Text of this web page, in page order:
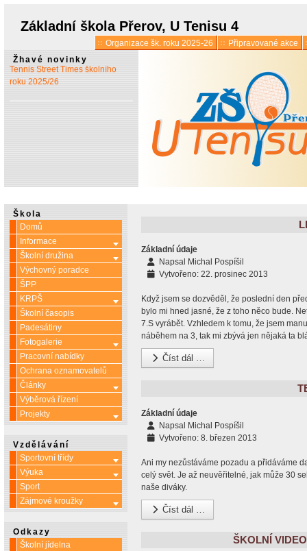
Základní škola Přerov, U Tenisu 4
Organizace šk. roku 2025-26
Připravované akce
Žhavé novinky
Vyšlo 6. číslo časopisu
Tennis Street Times školního
roku 2025/26
Škola
Domů
Informace
Více o: Informace
Školní družina Více o: Školní družina
Výchovný poradce
ŠPP
KRPŠ
Více o: KRPŠ
Školní časopis
Padesátiny
Fotogalerie
Více o: Fotogalerie
Pracovní nabídky
Ochrana oznamovatelů
Články
Více o: Články
Výběrová řízení
Projekty
Více o: Projekty
Vzdělávání
Sportovní třídy
Více o: Sportovní třídy
Výuka Více o: Výuka
Sport
Zájmové kroužky
Více o: Zájmové kroužky
Odkazy
Školní jídelna
Základní údaje
Napsal Michal Pospíšil
Vytvořeno: 22. prosinec 2013
Když jsem se dozvěděl, že poslední den
bylo mi hned jasné, že z toho něco bude.
7.S vyrábět. Vzhledem k tomu, že jsem
náběhem na 3, tak mi zbývá jen nějaká ta
Číst dál …
Základní údaje
Napsal Michal Pospíšil
Vytvořeno: 8. březen 2013
Ani my nezůstáváme pozadu a přidáváme
celý svět. Je až neuvěřitelné, jak může 30
naše diváky.
Číst dál …
ŠKOLNÍ